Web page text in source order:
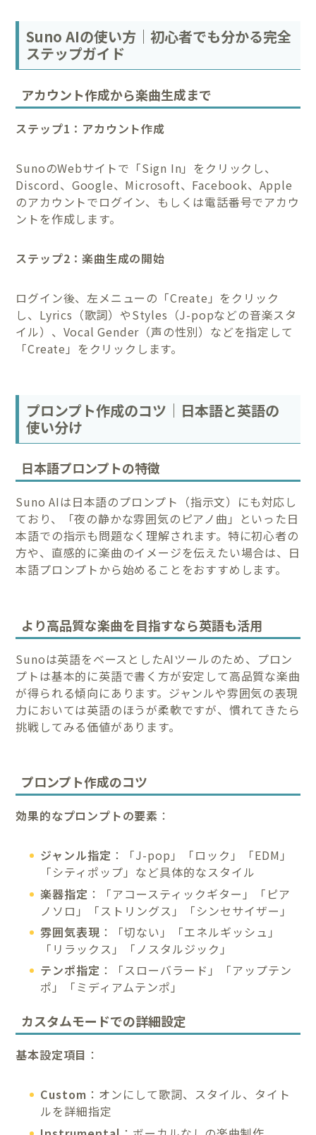
Suno AIの使い方｜初心者でも分かる完全
ステップガイド
アカウント作成から楽曲生成まで
ステップ1：アカウント作成
SunoのWebサイトで「Sign In」をクリックし、
Discord、Google、Microsoft、Facebook、Apple
のアカウントでログイン、もしくは電話番号でアカウ
ントを作成します。
ステップ2：楽曲生成の開始
ログイン後、左メニューの「Create」をクリック
し、Lyrics（歌詞）やStyles（J-popなどの音楽スタ
イル）、Vocal Gender（声の性別）などを指定して
「Create」をクリックします。
プロンプト作成のコツ｜日本語と英語の
使い分け
日本語プロンプトの特徴
Suno AIは日本語のプロンプト（指示文）にも対応し
ており、「夜の静かな雰囲気のピアノ曲」といった日
本語での指示も問題なく理解されます。特に初心者の
方や、直感的に楽曲のイメージを伝えたい場合は、日
本語プロンプトから始めることをおすすめします。
より高品質な楽曲を目指すなら英語も活用
Sunoは英語をベースとしたAIツールのため、プロン
プトは基本的に英語で書く方が安定して高品質な楽曲
が得られる傾向にあります。ジャンルや雰囲気の表現
力においては英語のほうが柔軟ですが、慣れてきたら
挑戦してみる価値があります。
プロンプト作成のコツ
効果的なプロンプトの要素 ：
ジャンル指定 ：「J-pop」「ロック」「EDM」
「シティポップ」など具体的なスタイル
楽器指定 ：「アコースティックギター」「ピア
ノソロ」「ストリングス」「シンセサイザー」
雰囲気表現 ：「切ない」「エネルギッシュ」
「リラックス」「ノスタルジック」
テンポ指定 ：「スローバラード」「アップテン
ポ」「ミディアムテンポ」
カスタムモードでの詳細設定
基本設定項目 ：
Custom ：オンにして歌詞、スタイル、タイト
ルを詳細指定